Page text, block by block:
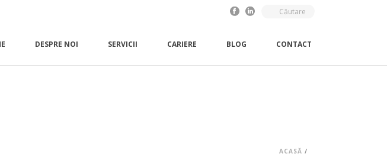
DESPRE NOI SERVICII CARIERE BLOG CONTACT
ACASĂ /